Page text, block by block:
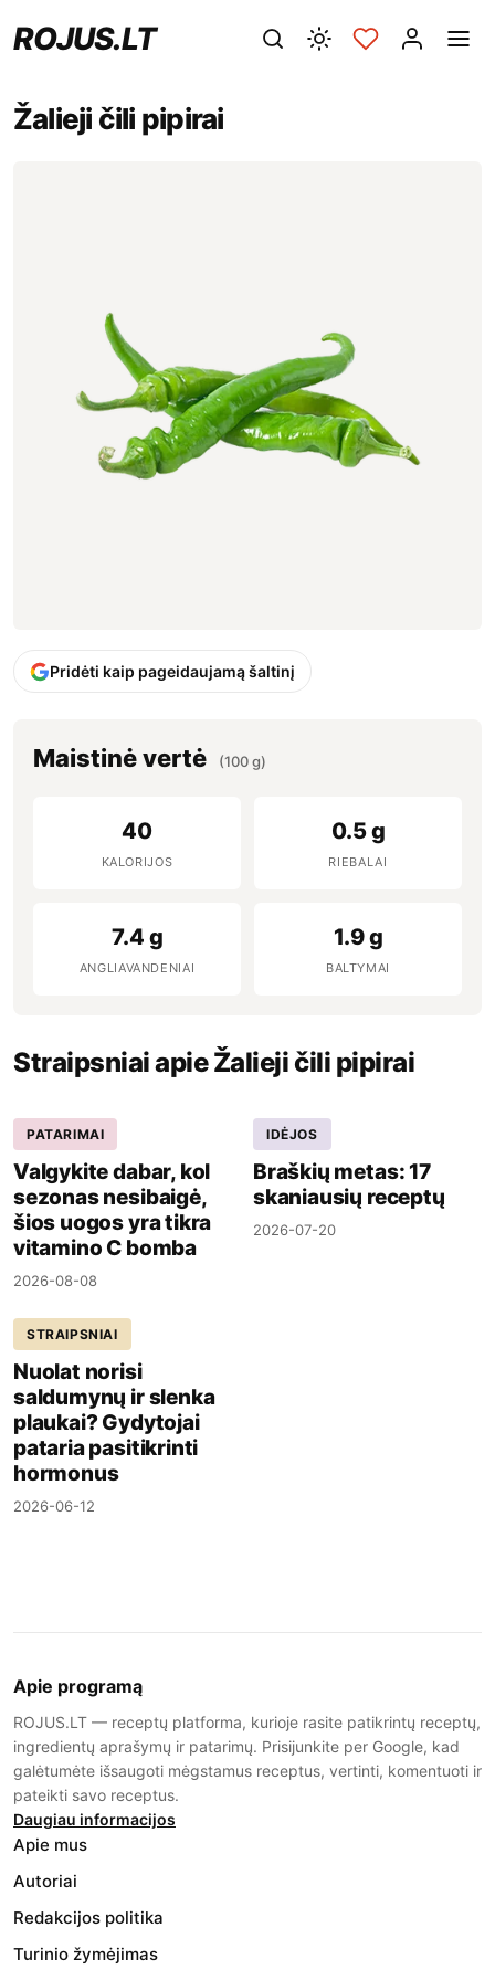
ROJUS.LT
Žalieji čili pipirai
Pridėti kaip pageidaujamą šaltinį
Maistinė vertė (100 g)
40
KALORIJOS
0.5 g
RIEBALAI
7.4 g
ANGLIAVANDENIAI
1.9 g
BALTYMAI
Straipsniai apie Žalieji čili pipirai
PATARIMAI
Valgykite dabar, kol
sezonas nesibaigė,
šios uogos yra tikra
vitamino C bomba
2026-08-08
IDĖJOS
Braškių metas: 17
skaniausių receptų
2026-07-20
STRAIPSNIAI
Nuolat norisi
saldumynų ir slenka
plaukai? Gydytojai
pataria pasitikrinti
hormonus
2026-06-12
Apie programą
ROJUS.LT — receptų platforma, kurioje rasite patikrintų receptų,
ingredientų aprašymų ir patarimų. Prisijunkite per Google, kad
galėtumėte išsaugoti mėgstamus receptus, vertinti, komentuoti ir
pateikti savo receptus.
Daugiau informacijos
Apie mus
Autoriai
Redakcijos politika
Turinio žymėjimas